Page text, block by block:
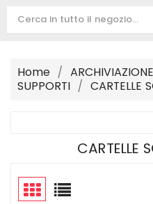
Home ARCHIVIAZIONE
SUPPORTI
CARTELLE
CARTELLE